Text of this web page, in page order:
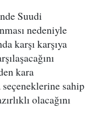
Suudi
nedeniyle
karşı karşıya
kara
seçeneklerine sahip
olacağını